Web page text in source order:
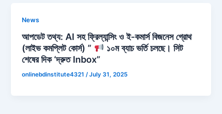
News
আপডেট তথ্য: AI সহ ফ্রিল্যান্সিং ও ই-কমার্স বিজনেস গ্রোথ
(লাইভ কমপ্লিট কোর্স) ”
১০ম ব্যাচ ভর্তি চলছে। সিট
শেষের দিক ‘দ্রুত Inbox”
onlinebdinstitute4321/July 31, 2025